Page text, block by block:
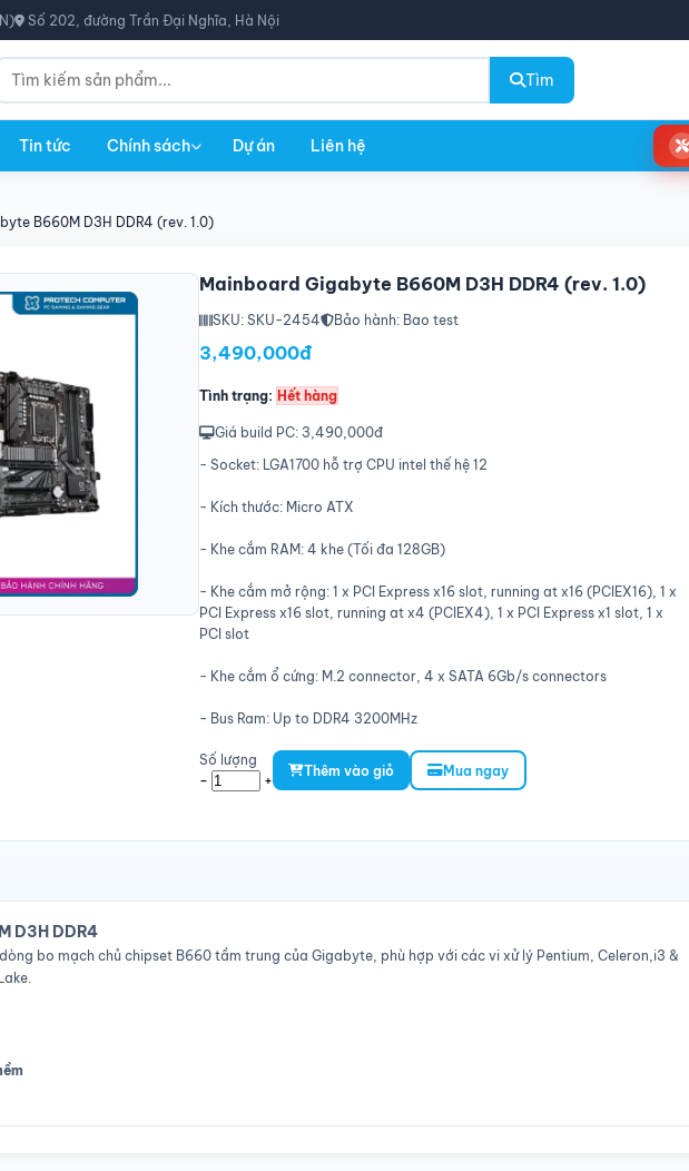
Số 202, đường Trần Đại Nghĩa, Hà Nội
Tìm
Tin tức Chính sách Dự án Liên hệ
B660M D3H DDR4 (rev. 1.0)
Mainboard Gigabyte B660M D3H DDR4 (rev. 1.0)
SKU: SKU-2454 Bảo hành: Bao test
3,490,000đ
Tình trạng: Hết hàng
Giá build PC: 3,490,000đ
- Socket: LGA1700 hỗ trợ CPU intel thế hệ 12
- Kích thước: Micro ATX
- Khe cắm RAM: 4 khe (Tối đa 128GB)
- Khe cắm mở rộng: 1 x PCI Express x16 slot, running at x16 (PCIEX16), 1 x
PCI Express x16 slot, running at x4 (PCIEX4), 1 x PCI Express x1 slot, 1 x
PCI slot
- Khe cắm ổ cứng: M.2 connector, 4 x SATA 6Gb/s connectors
- Bus Ram: Up to DDR4 3200MHz
Số lượng
- +
Thêm vào giỏ Mua ngay
D3H DDR4
bo mạch chủ chipset B660 tầm trung của Gigabyte, phù hợp với các vi xử lý Pentium, Celeron,i3 &